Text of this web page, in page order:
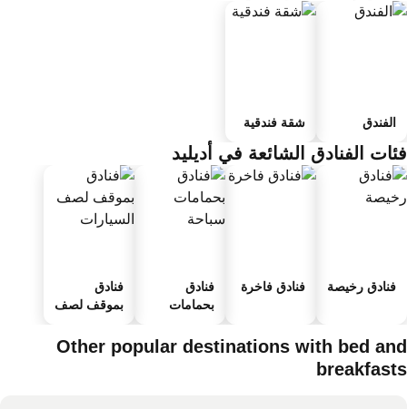
الفندق شقة فندقية
الفنادق الشائعة في أديليد
فنادق رخيصة فنادق فاخرة
فنادق
بحمامات
سباحة
فنادق
بموقف لصف
السيارات
Other popular destinations with bed